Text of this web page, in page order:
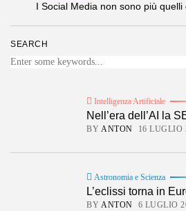
SEARCH
Intelligenza Artificiale
Nell’era dell’AI la
BY ANTON 16 LUGLIO
Astronomia e Scienza
L’eclissi torna in
BY ANTON 6 LUGLIO
I Social Media non sono più quelli